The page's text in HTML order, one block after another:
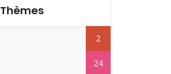
Thèmes
2
24